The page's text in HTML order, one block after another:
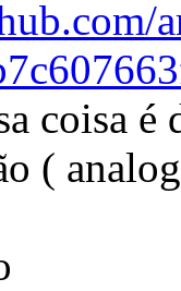
coisa é
(